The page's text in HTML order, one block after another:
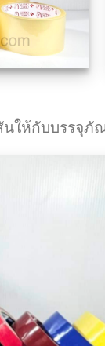
นให้กับบรรจุ